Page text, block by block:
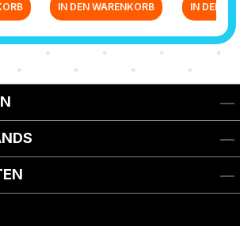
IN DEN WARENKORB IN DEN
Zurück-Navigation